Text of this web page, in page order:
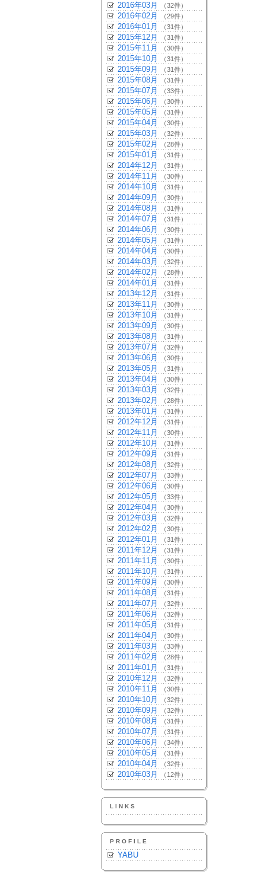
2016年03月 （32件）
2016年02月 （29件）
2016年01月 （31件）
2015年12月 （31件）
2015年11月 （30件）
2015年10月 （31件）
2015年09月 （31件）
2015年08月 （31件）
2015年07月 （33件）
2015年06月 （30件）
2015年05月 （31件）
2015年04月 （30件）
2015年03月 （32件）
2015年02月 （28件）
2015年01月 （31件）
2014年12月 （31件）
2014年11月 （30件）
2014年10月 （31件）
2014年09月 （30件）
2014年08月 （31件）
2014年07月 （31件）
2014年06月 （30件）
2014年05月 （31件）
2014年04月 （30件）
2014年03月 （32件）
2014年02月 （28件）
2014年01月 （31件）
2013年12月 （31件）
2013年11月 （30件）
2013年10月 （31件）
2013年09月 （30件）
2013年08月 （31件）
2013年07月 （32件）
2013年06月 （30件）
2013年05月 （31件）
2013年04月 （30件）
2013年03月 （32件）
2013年02月 （28件）
2013年01月 （31件）
2012年12月 （31件）
2012年11月 （30件）
2012年10月 （31件）
2012年09月 （31件）
2012年08月 （32件）
2012年07月 （33件）
2012年06月 （30件）
2012年05月 （33件）
2012年04月 （30件）
2012年03月 （32件）
2012年02月 （30件）
2012年01月 （31件）
2011年12月 （31件）
2011年11月 （30件）
2011年10月 （31件）
2011年09月 （30件）
2011年08月 （31件）
2011年07月 （32件）
2011年06月 （32件）
2011年05月 （31件）
2011年04月 （30件）
2011年03月 （33件）
2011年02月 （28件）
2011年01月 （31件）
2010年12月 （32件）
2010年11月 （30件）
2010年10月 （32件）
2010年09月 （32件）
2010年08月 （31件）
2010年07月 （31件）
2010年06月 （34件）
2010年05月 （31件）
2010年04月 （32件）
2010年03月 （12件）
LINKS
PROFILE
YABU